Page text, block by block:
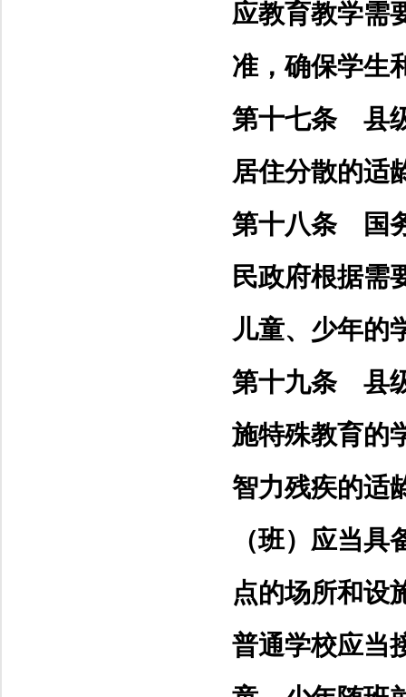
应教育教学需
准，确保学生
第十七条 县
居住分散的适
第十八条 国
民政府根据需
儿童、少年的
第十九条 县
施特殊教育的
智力残疾的适
（班）应当
点的场所和设
普通学校应当